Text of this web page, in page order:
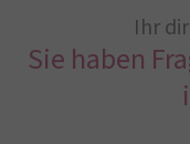
Ihr
Sie haben